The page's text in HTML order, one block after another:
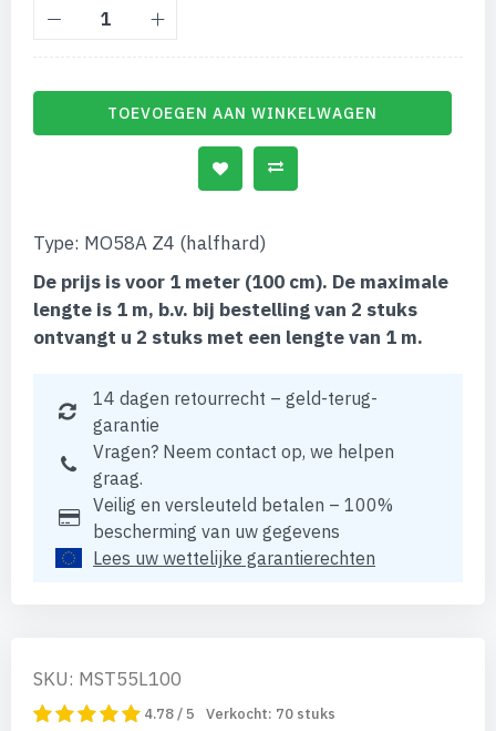
TOEVOEGEN AAN WINKELWAGEN
Type: MO58A Z4 (halfhard)
De prijs is voor 1 meter (100 cm). De maximale
lengte is 1 m, b.v. bij bestelling van 2 stuks
ontvangt u 2 stuks met een lengte van 1 m.
14 dagen retourrecht – geld-terug-
garantie
Vragen? Neem contact op, we helpen
graag.
Veilig en versleuteld betalen – 100%
bescherming van uw gegevens
Lees uw wettelijke garantierechten
SKU: MST55L100
4.78 / 5 Verkocht: 70 stuks